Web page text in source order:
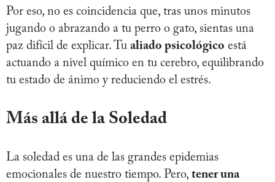
Por eso, no es coincidencia que, tras unos minutos
jugando o abrazando a tu perro o gato, sientas una
paz difícil de explicar. Tu aliado psicológico está
actuando a nivel químico en tu cerebro, equilibrando
tu estado de ánimo y reduciendo el estrés.
Más allá de la Soledad
La soledad es una de las grandes epidemias
emocionales de nuestro tiempo. Pero, tener una